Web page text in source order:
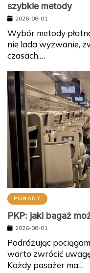
szybkie metody
2026-08-01
Wybór metody
nie lada wyzwanie,
czasach,…
PORADY
PKP: jaki bagaż
2026-08-01
Podróżując
warto zwrócić
Każdy pasażer ma…